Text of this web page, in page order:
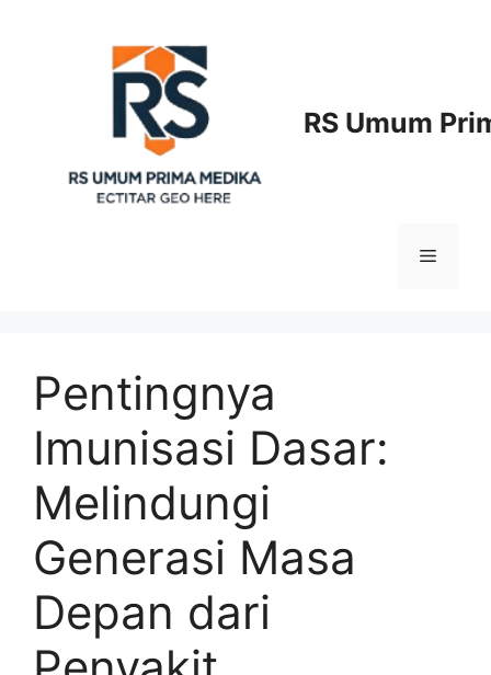
RS Umum
Menu
Pentingnya
Imunisasi Dasar:
Melindungi
Generasi Masa
Depan dari